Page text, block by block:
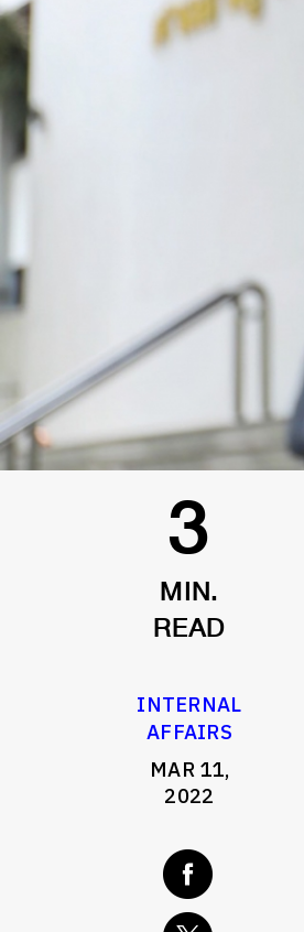
3
MIN.
READ
INTERNAL
AFFAIRS
MAR 11,
2022